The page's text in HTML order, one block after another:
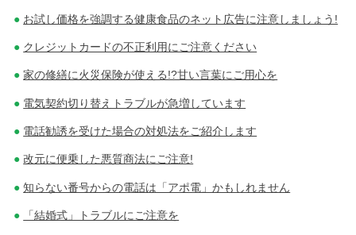
お試し価格を強調する健康食品のネット広告に注意しましょう!
クレジットカードの不正利用にご注意ください
家の修繕に火災保険が使える!?甘い言葉にご用心を
電気契約切り替えトラブルが急増しています
電話勧誘を受けた場合の対処法をご紹介します
改元に便乗した悪質商法にご注意!
知らない番号からの電話は「アポ電」かもしれません
「結婚式」トラブルにご注意を